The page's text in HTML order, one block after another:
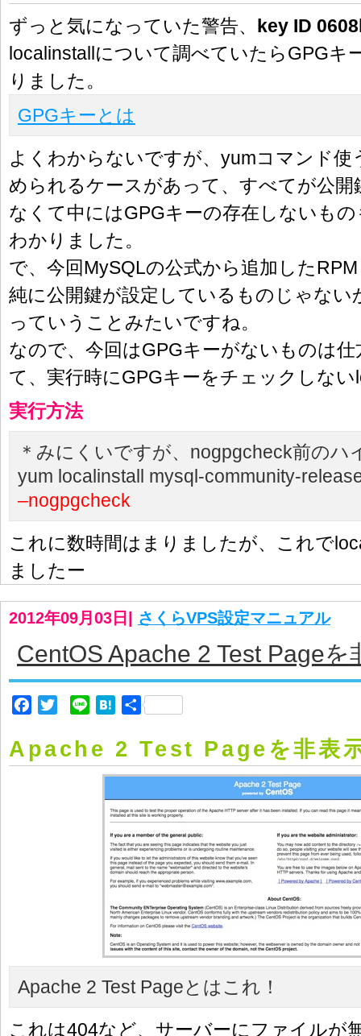
ずっと気になっていた警告、 key ID
localinstallについて調べていたらGPGキ
りました。
GPGキーとは
よくわからないですが、yumコマンド使
められるケースがあって、すべてが公
なくて中にはGPGキーの存在しないも
わかりました。
で、今回MySQLの公式から追加した
純に公開鍵が設定しているものじゃない
っていうことみたいですね。
なので、今回はGPGキーがないものは
て、実行時にGPGキーをチェックしな
実行方法
＊みにくいですが、nogpgcheck前のハ
yum localinstall mysql-community-
–nogpgcheck
これに数時間はまりましたが、これで
ましたー
2012年09月03日 | さくらVPS設定マニュアル
CentOS Apache 2 Test Pageを
Facebook
Twitter Line Hatena
共
Apache 2 Test Pageを非表
Apache 2 Test Pageとはこれ！
これは404など、サーバーにファイルが